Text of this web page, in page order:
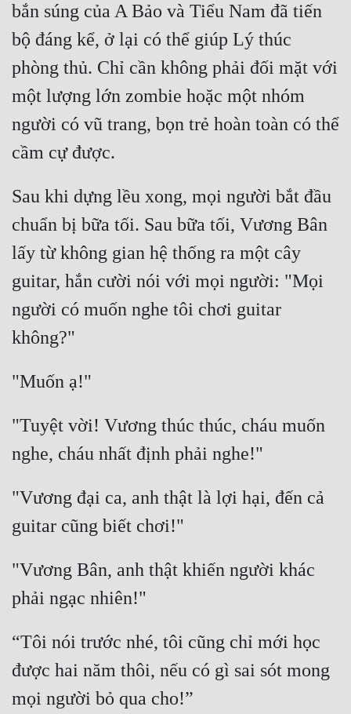
bắn súng của A Bảo và Tiểu Nam đã tiến
bộ đáng kể, ở lại có thể giúp Lý thúc
phòng thủ. Chỉ cần không phải đối mặt với
một lượng lớn zombie hoặc một nhóm
người có vũ trang, bọn trẻ hoàn toàn có thể
Sau khi dựng lều xong, mọi người bắt đầu
chuẩn bị bữa tối. Sau bữa tối, Vương Bân
lấy từ không gian hệ thống ra một cây
guitar, hắn cười nói với mọi người: "Mọi
người có muốn nghe tôi chơi guitar
"Tuyệt vời! Vương thúc thúc, cháu muốn
"Vương đại ca, anh thật là lợi hại, đến cả
"Vương Bân, anh thật khiến người khác
“Tôi nói trước nhé, tôi cũng chỉ mới học
được hai năm thôi, nếu có gì sai sót mong